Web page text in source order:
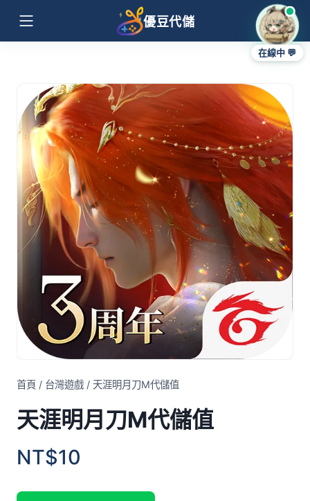
優豆代儲
首頁 / 台灣遊戲 / 天涯明月刀M代儲值
天涯明月刀M代儲值
NT$10
在線中 💬